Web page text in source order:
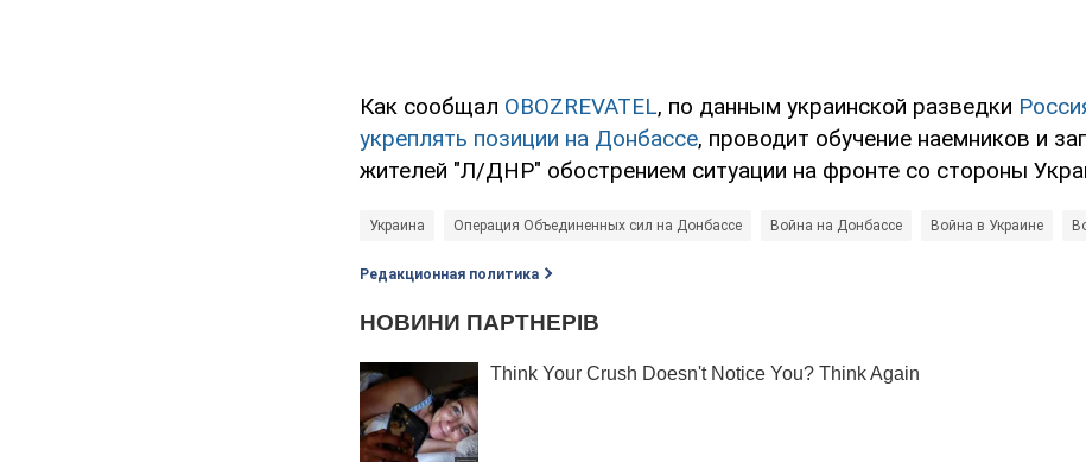
Как сообщал OBOZREVATEL, по данным украинской разведки
укреплять позиции на Донбассе, проводит обучение наемников и
жителей "Л/ДНР" обострением ситуации на фронте со стороны
Украина Операция Объединенных сил на Донбассе Война на Донбассе Война в Украине
Редакционная политика